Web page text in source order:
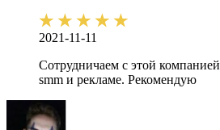
2021-11-11
Сотрудничаем с этой
smm и рекламе. Рекомендую